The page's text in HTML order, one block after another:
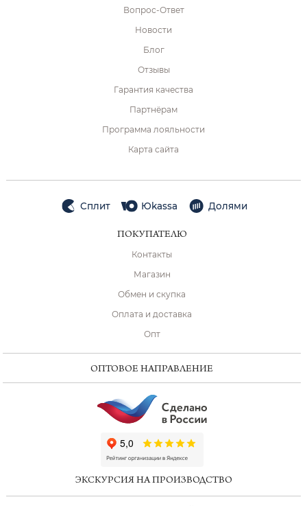
Вопрос-Ответ
Новости
Блог
Отзывы
Гарантия качества
Партнёрам
Программа лояльности
Карта сайта
Сплит Юkassa Долями
ПОКУПАТЕЛЮ
Контакты
Магазин
Обмен и скупка
Оплата и доставка
Опт
ОПТОВОЕ НАПРАВЛЕНИЕ
ЭКСКУРСИЯ НА ПРОИЗВОДСТВО